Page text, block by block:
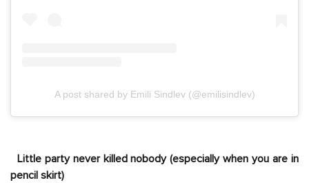
A post shared by Emili Sindlev (@emilisindlev)
Little party never killed nobody (especially when you are in
pencil skirt)